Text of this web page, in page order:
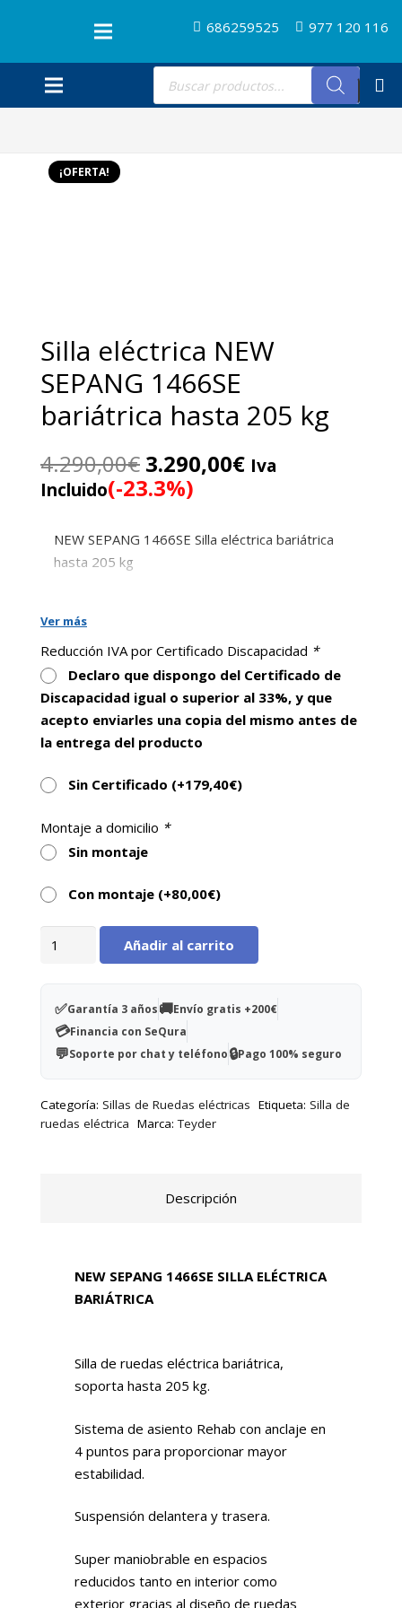
686259525 977 120 116
Búsqueda
productos
¡OFERTA!
Silla eléctrica NEW
SEPANG 1466SE
bariátrica hasta 205 kg
4.290,00€ El
precio
original
era:
4.290,00€.
3.290,00€El
es:
3.290,00€.
Iva
Incluido(-23.3%)
NEW SEPANG 1466SE Silla eléctrica bariátrica
hasta 205 kg
Ver más
Reducción IVA por Certificado Discapacidad *
Declaro que dispongo del Certificado de
Discapacidad igual o superior al 33%, y que
acepto enviarles una copia del mismo antes de
la entrega del producto
Sin Certificado (+179,40€)
Montaje a domicilio *
Sin montaje
Con montaje (+80,00€)
SEPANG
1466SE
bariátrica
kg
Añadir al carrito
✅Garantía 3 años🚚Envío gratis +200€
💳Financia con SeQura
💬Soporte por chat y teléfono🔒Pago 100% seguro
Categoría: Sillas de Ruedas eléctricas Etiqueta: Silla de
ruedas eléctrica Marca:Teyder
Descripción
NEW SEPANG 1466SE SILLA ELÉCTRICA
BARIÁTRICA
Silla de ruedas eléctrica bariátrica,
soporta hasta 205 kg.
Sistema de asiento Rehab con anclaje en
4 puntos para proporcionar mayor
estabilidad.
Suspensión delantera y trasera.
Super maniobrable en espacios
reducidos tanto en interior como
exterior gracias al diseño de ruedas